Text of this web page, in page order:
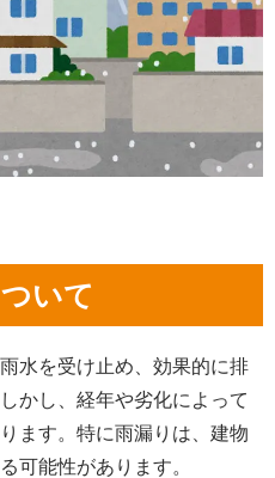
いて
水を受け止め、効果的に排
かし、経年や劣化によって
ます。特に雨漏りは、建物
可能性があります。